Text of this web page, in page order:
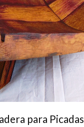
para Picadas